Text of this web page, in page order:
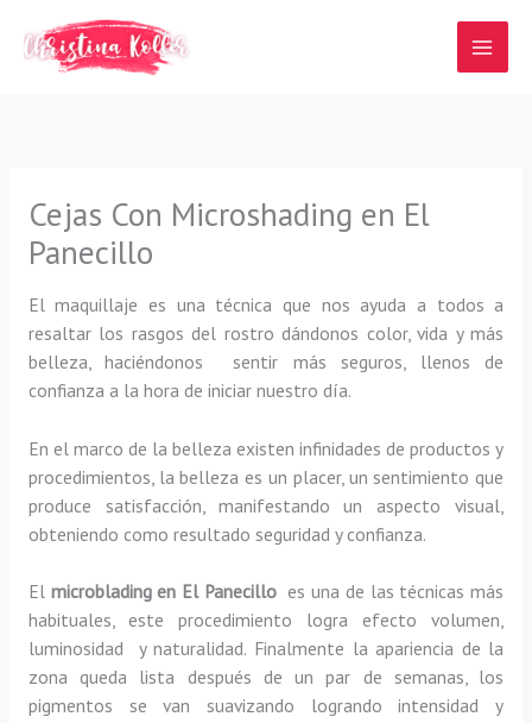
contenido
Cejas Con Microshading en El
Panecillo
El maquillaje es una técnica que nos ayuda a todos a
resaltar los rasgos del rostro dándonos color, vida y más
belleza, haciéndonos sentir más seguros, llenos de
confianza a la hora de iniciar nuestro día.
En el marco de la belleza existen infinidades de productos y
procedimientos, la belleza es un placer, un sentimiento que
produce satisfacción, manifestando un aspecto visual,
obteniendo como resultado seguridad y confianza.
El microblading en El Panecillo es una de las técnicas más
habituales, este procedimiento logra efecto volumen,
luminosidad y naturalidad. Finalmente la apariencia de la
zona queda lista después de un par de semanas, los
pigmentos se van suavizando logrando intensidad y